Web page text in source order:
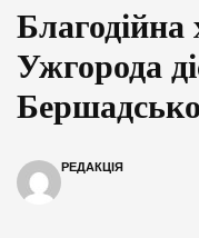
Благодійна
Ужгорода
РЕДАКЦІЯ